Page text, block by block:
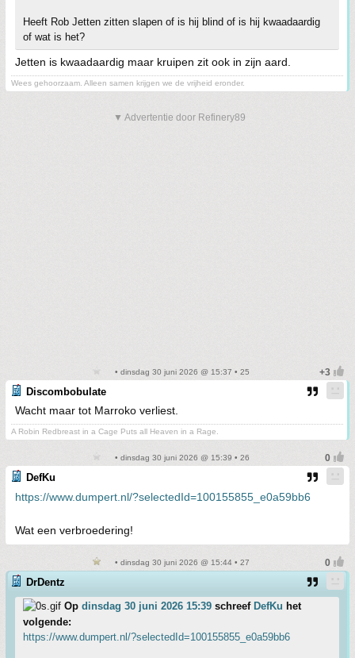
Heeft Rob Jetten zitten slapen of is hij blind of is hij kwaadaardig
of wat is het?
Jetten is kwaadaardig maar kruipen zit ook in zijn aard.
Wees gehoorzaam. Alleen samen krijgen we de vrijheid eronder.
▼ Advertentie door Refinery89
• dinsdag 30 juni 2026 @ 15:37 • 25
Discombobulate
Wacht maar tot Marroko verliest.
A Robin Redbreast in a Cage Puts all Heaven in a Rage.
• dinsdag 30 juni 2026 @ 15:39 • 26
DefKu
https://www.dumpert.nl/?selectedId=100155855_e0a59bb6
Wat een verbroedering!
• dinsdag 30 juni 2026 @ 15:44 • 27
DrDentz
Op dinsdag 30 juni 2026 15:39 schreef DefKu het
volgende:
https://www.dumpert.nl/?selectedId=100155855_e0a59bb6